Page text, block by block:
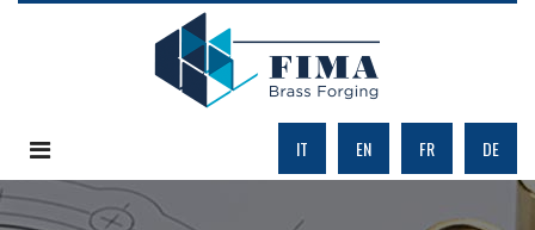
IT EN FR DE